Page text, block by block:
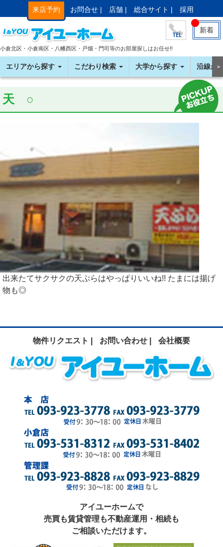
来店予約 お問合せ | 店舗 | 総合サイト | 採用
新着
小倉北区・小倉南区・八幡西区・戸畑・門司等のお部屋探しはお任せ!!
エリアから探す こだわり検索 大学から探す 沿線か＞
天 ○
出来たてサクサクの天ぷらはやっぱりいいね!! たまには揚げ
物も◎
物件リクエスト | お問い合わせ | 会社概要
アイユーホームで
売買も賃貸管理も不動産運用・相続も
ご相談いただけます。